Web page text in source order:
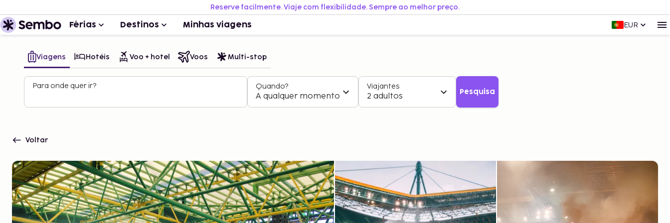
Reserve facilmente. Viaje com flexibilidade. Sempre ao melhor preço.
Férias Destinos Minhas viagens EUR
Viagens Hotéis Voo + hotel Voos Multi-stop
Para onde quer ir? Quando?
A qualquer momento
Viajantes
2 adultos Pesquisa
Voltar